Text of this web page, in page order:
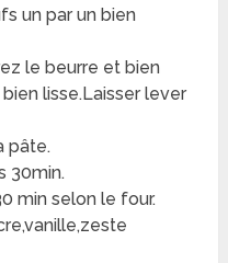
un par un bien
le beurre et bien
lisse.Laisser lever
pâte.
30min.
min selon le four.